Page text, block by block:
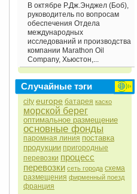
В октябре Р.Дж.Энджел (Боб),
руководитель по вопросам
обеспечения Отдела
международных
исследований и производства
компании Marathon Oil
Company, Хьюстон,...
Случайные тэги
city europe батарея каско
морской берег
оптимальное размещение
основные фонды
паромная линия поставка
продукции пригородные
перевозки процесс
перевозки сеть города схема
размещения фирменный поезд
франция